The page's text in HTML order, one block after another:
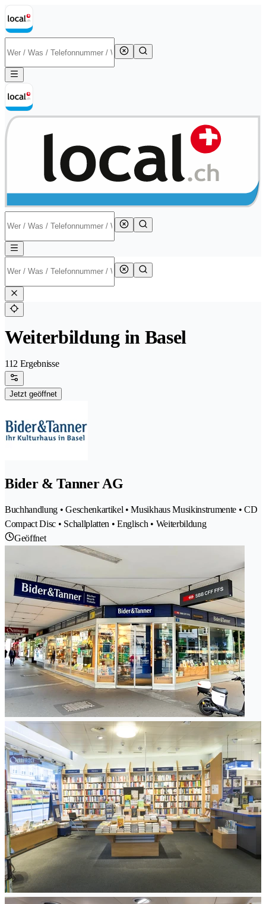
Weiterbildung in Basel
112 Ergebnisse
Jetzt geöffnet
Bider & Tanner AG
Buchhandlung • Geschenkartikel • Musikhaus Musikinstrumente • CD
Compact Disc • Schallplatten • Englisch • Weiterbildung
Geöffnet